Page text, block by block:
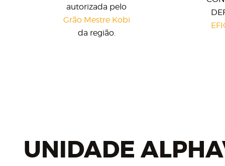
autorizada pelo
Grão Mestre Kobi
da região.
UNIDADE